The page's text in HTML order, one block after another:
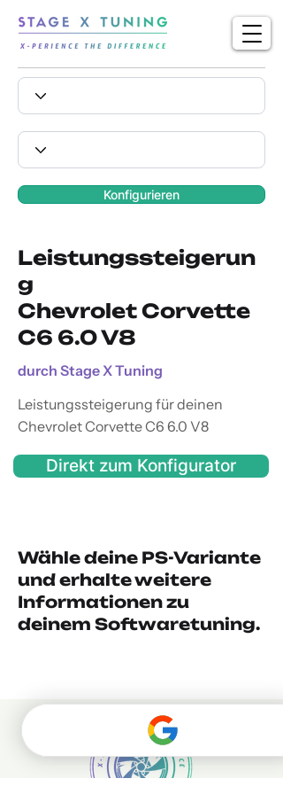
Konfigurieren
Leistungssteigerun
g
Chevrolet Corvette
C6 6.0 V8
durch Stage X Tuning
Leistungssteigerung für deinen
Chevrolet Corvette C6 6.0 V8
Direkt zum Konfigurator
Wähle deine PS-Variante
und erhalte weitere
Informationen zu
deinem Softwaretuning.